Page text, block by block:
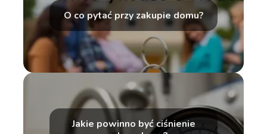
O co pytać przy zakupie domu?
Jakie powinno być ciśnienie